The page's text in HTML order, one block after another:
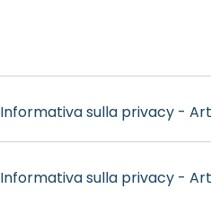
Informativa sulla privacy -
Informativa sulla privacy -